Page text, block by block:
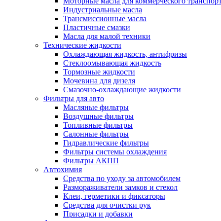
Индустриальные масла
Трансмиссионные масла
Пластичные смазки
Масла для малой техники
Технические жидкости
Охлаждающая жидкость, антифризы
Стеклоомывающая жидкость
Тормозные жидкости
Мочевина для дизеля
Смазочно-охлаждающие жидкости
Фильтры для авто
Масляные фильтры
Воздушные фильтры
Топливные фильтры
Салонные фильтры
Гидравлические фильтры
Фильтры системы охлаждения
Фильтры АКПП
Автохимия
Средства по уходу за автомобилем
Размораживатели замков и стекол
Клеи, герметики и фиксаторы
Средства для очистки рук
Присадки и добавки